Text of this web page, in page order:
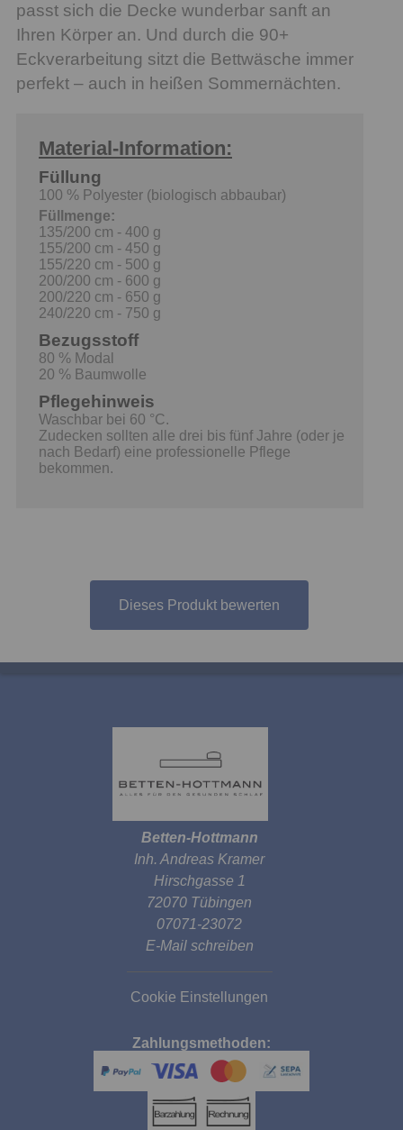
passt sich die Decke wunderbar sanft an
Ihren Körper an. Und durch die 90+
Eckverarbeitung sitzt die Bettwäsche immer
perfekt – auch in heißen Sommernächten.
Material-Information:
Füllung
100 % Polyester (biologisch abbaubar)
Füllmenge:
135/200 cm - 400 g
155/200 cm - 450 g
155/220 cm - 500 g
200/200 cm - 600 g
200/220 cm - 650 g
240/220 cm - 750 g
Bezugsstoff
80 % Modal
20 % Baumwolle
Pflegehinweis
Waschbar bei 60 °C.
Zudecken sollten alle drei bis fünf Jahre (oder je
nach Bedarf) eine professionelle Pflege
bekommen.
Dieses Produkt bewerten
Betten-Hottmann
Inh. Andreas Kramer
Hirschgasse 1
72070 Tübingen
07071-23072
E-Mail schreiben
Cookie Einstellungen
Zahlungsmethoden: